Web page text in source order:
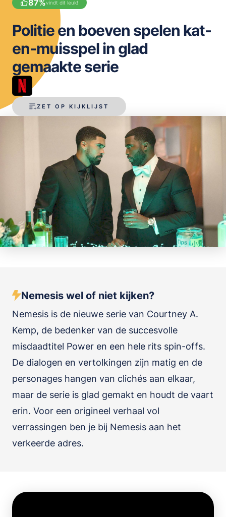
87%vindt dit leuk!
ZET OP KIJKLIJST
Politie en boeven spelen kat-
en-muisspel in glad
gemaakte serie
Nemesis wel of niet kijken?
Nemesis is de nieuwe serie van Courtney A.
Kemp, de bedenker van de succesvolle
misdaadtitel Power en een hele rits spin-offs.
De dialogen en vertolkingen zijn matig en de
personages hangen van clichés aan elkaar,
maar de serie is glad gemakt en houdt de vaart
erin. Voor een origineel verhaal vol
verrassingen ben je bij Nemesis aan het
verkeerde adres.